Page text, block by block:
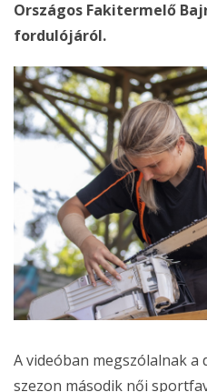
Országos Fakitermelő
fordulójáról.
A videóban megszólalnak a
szezon második női